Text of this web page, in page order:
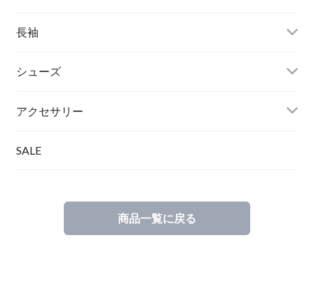
長袖
シューズ
アクセサリー
SALE
商品一覧に戻る